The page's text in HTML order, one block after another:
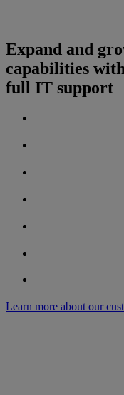
Expand and
capabilities
full IT support
Learn more about our